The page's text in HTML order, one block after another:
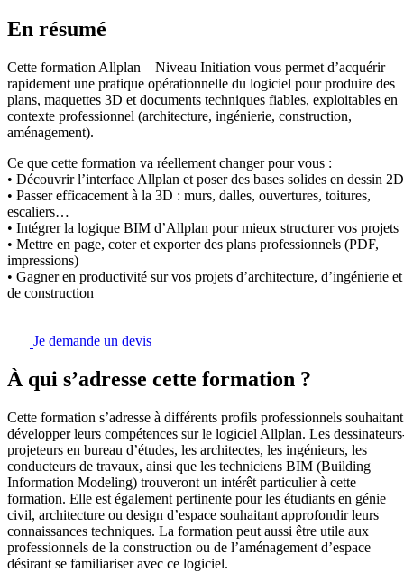
En résumé
Cette formation Allplan – Niveau Initiation vous permet d’acquérir
rapidement une pratique opérationnelle du logiciel pour produire des
plans, maquettes 3D et documents techniques fiables, exploitables en
contexte professionnel (architecture, ingénierie, construction,
aménagement).
Ce que cette formation va réellement changer pour vous :
• Découvrir l’interface Allplan et poser des bases solides en dessin 2D
• Passer efficacement à la 3D : murs, dalles, ouvertures, toitures,
escaliers…
• Intégrer la logique BIM d’Allplan pour mieux structurer vos projets
• Mettre en page, coter et exporter des plans professionnels (PDF,
impressions)
• Gagner en productivité sur vos projets d’architecture, d’ingénierie et
de construction
Je demande un devis
À qui s’adresse cette formation ?
Cette formation s’adresse à différents profils professionnels souhaitant
développer leurs compétences sur le logiciel Allplan. Les
projeteurs en bureau d’études, les architectes, les ingénieurs, les
conducteurs de travaux, ainsi que les techniciens BIM (Building
Information Modeling) trouveront un intérêt particulier à cette
formation. Elle est également pertinente pour les étudiants en génie
civil, architecture ou design d’espace souhaitant approfondir leurs
connaissances techniques. La formation peut aussi être utile aux
professionnels de la construction ou de l’aménagement d’espace
désirant se familiariser avec ce logiciel.